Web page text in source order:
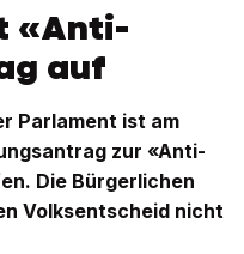
«Anti-
auf
Parlament ist am
zur «Anti-
Die Bürgerlichen
Volksentscheid nicht